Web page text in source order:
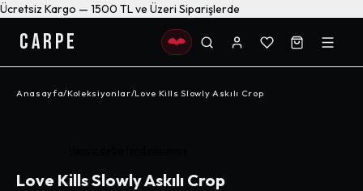
Ücretsiz Kargo — 1500 TL ve Üzeri Siparişlerde
CARPE
Anasayfa/Koleksiyonlar/Love Kills Slowly Askılı Crop
Love Kills Slowly Askılı Crop